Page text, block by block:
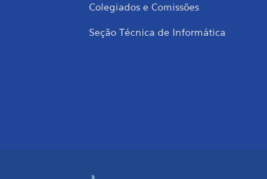
Colegiados e Comissões
Seção Técnica de Informática